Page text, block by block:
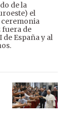
de la
el
ceremonia
fuera de
de España y al